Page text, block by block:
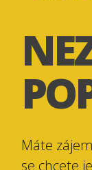
Máte
se chcete